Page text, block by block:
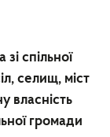
спільної
селищ, міст
власність
громади